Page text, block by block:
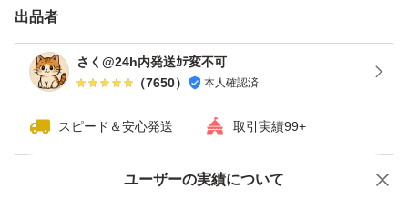
PA：PA+++
SPF：16.0 SP
出品者
さく@24h内発送ｶﾃ変不可
（7650） 本人確認済
スピード＆安心発送 取引実績99+
ユーザーの実績について
価格の相談 商品への質問